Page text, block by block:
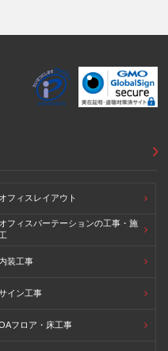
る制度等の詳細は以下を
オフィスレイアウト
オフィスパーテーションの工事・施
工
内装工事
イン工事
フロア・床工事